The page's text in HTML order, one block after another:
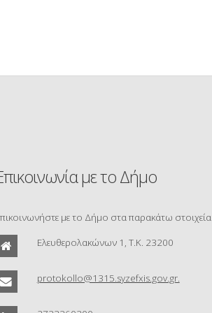
με το Δήμο
με το Δήμο στα παρακάτω στοιχεία
Ελευθερολακώνων 1, Τ.Κ. 23200
protokollo@1315.syzefxis.gov.gr.